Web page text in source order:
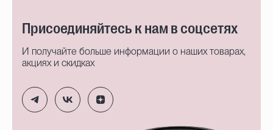
Присоединяйтесь к нам в соцсетях
И получайте больше информации о наших товарах,
акциях и скидках